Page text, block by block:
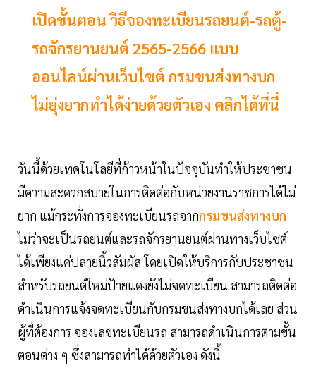
เปิดขั้นตอน วิธีจองทะเบียนรถยนต์-รถตู้-
รถจักรยานยนต์ 2565-2566 แบบ
ออนไลน์ผ่านเว็บไซต์ กรมขนส่งทางบก
ไม่ยุ่งยากทำได้ง่ายด้วยตัวเอง คลิกได้ที่นี่
วันนี้ด้วยเทคโนโลยีที่ก้าวหน้าในปัจจุบันทำให้ประชาชน
มีความสะดวกสบายในการติดต่อกับหน่วยงานราชการได้ไม่
ยาก แม้กระทั่งการจองทะเบียนรถจากกรมขนส่งทางบก
ไม่ว่าจะเป็นรถยนต์และรถจักรยานยนต์ผ่านทางเว็บไซต์
ได้เพียงแค่ปลายนิ้วสัมผัส โดยเปิดให้บริการกับประชาชน
สำหรับรถยนต์ใหม่ป้ายแดงยังไม่จดทะเบียน สามารถติดต่อ
ดำเนินการแจ้งจดทะเบียนกับกรมขนส่งทางบกได้เลย ส่วน
ผู้ที่ต้องการ จองเลขทะเบียนรถ สามารถดำเนินการตามขั้น
ตอนต่าง ๆ ซึ่งสามารถทำได้ด้วยตัวเอง ดังนี้